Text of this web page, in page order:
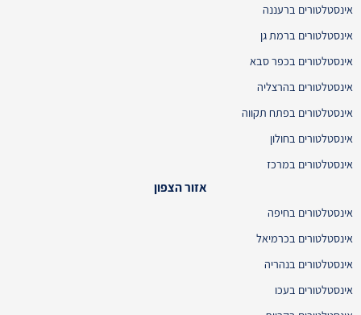
אינסטלטורים ברעננה
אינסטלטורים ברמת גן
אינסטלטורים בכפר סבא
אינסטלטורים בהרצליה
אינסטלטורים בפתח תקווה
אינסטלטורים בחולון
אינסטלטורים במרכז
אזור הצפון
אינסטלטורים בחיפה
אינסטלטורים בכרמיאל
אינסטלטורים בנהריה
אינסטלטורים בעכו